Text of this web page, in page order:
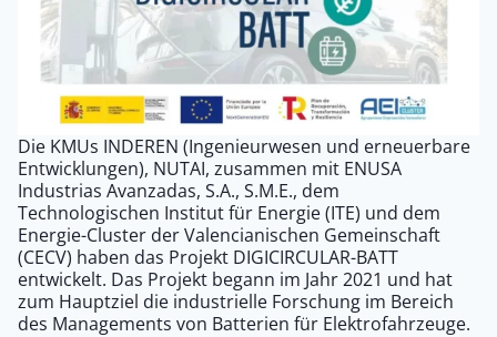
Die KMUs INDEREN (Ingenieurwesen und erneuerbare
Entwicklungen), NUTAI, zusammen mit ENUSA
Industrias Avanzadas, S.A., S.M.E., dem
Technologischen Institut für Energie (ITE) und dem
Energie-Cluster der Valencianischen Gemeinschaft
(CECV) haben das Projekt DIGICIRCULAR-BATT
entwickelt. Das Projekt begann im Jahr 2021 und hat
zum Hauptziel die industrielle Forschung im Bereich
des Managements von Batterien für Elektrofahrzeuge.